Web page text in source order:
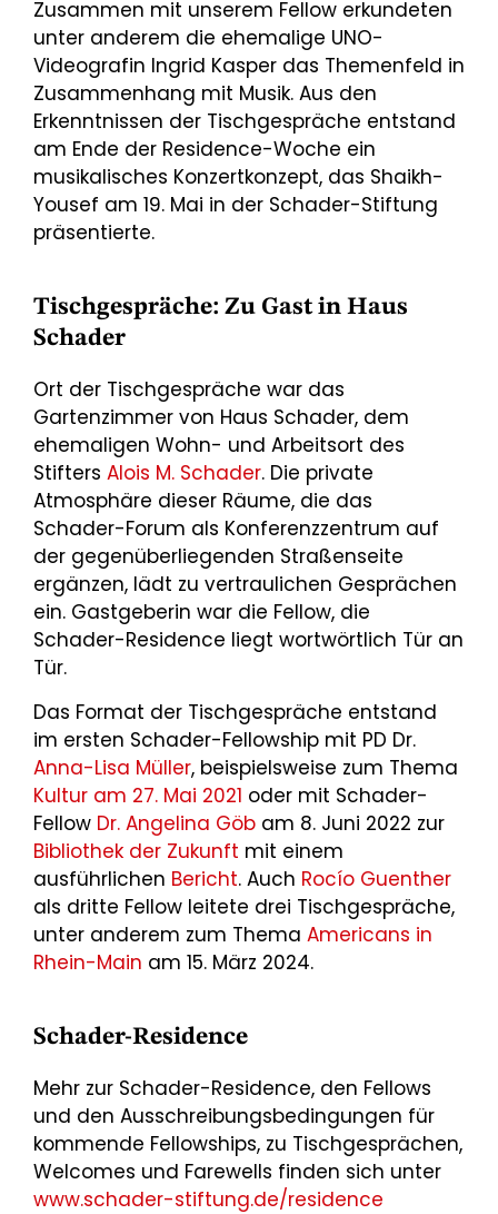
Zusammen mit unserem Fellow erkundeten
unter anderem die ehemalige UNO-
Videografin Ingrid Kasper das Themenfeld in
Zusammenhang mit Musik. Aus den
Erkenntnissen der Tischgespräche entstand
am Ende der Residence-Woche ein
musikalisches Konzertkonzept, das Shaikh-
Yousef am 19. Mai in der Schader-Stiftung
präsentierte.
Tischgespräche: Zu Gast in Haus
Schader
Ort der Tischgespräche war das
Gartenzimmer von Haus Schader, dem
ehemaligen Wohn- und Arbeitsort des
Stifters Alois M. Schader. Die private
Atmosphäre dieser Räume, die das
Schader-Forum als Konferenzzentrum auf
der gegenüberliegenden Straßenseite
ergänzen, lädt zu vertraulichen Gesprächen
ein. Gastgeberin war die Fellow, die
Schader-Residence liegt wortwörtlich Tür an
Tür.
Das Format der Tischgespräche entstand
im ersten Schader-Fellowship mit PD Dr.
Anna-Lisa Müller, beispielsweise zum Thema
Kultur am 27. Mai 2021 oder mit Schader-
Fellow Dr. Angelina Göb am 8. Juni 2022 zur
Bibliothek der Zukunft mit einem
ausführlichen Bericht. Auch Rocío Guenther
als dritte Fellow leitete drei Tischgespräche,
unter anderem zum Thema Americans in
Rhein-Main am 15. März 2024.
Schader-Residence
Mehr zur Schader-Residence, den Fellows
und den Ausschreibungsbedingungen für
kommende Fellowships, zu Tischgesprächen,
Welcomes und Farewells finden sich unter
www.schader-stiftung.de/residence